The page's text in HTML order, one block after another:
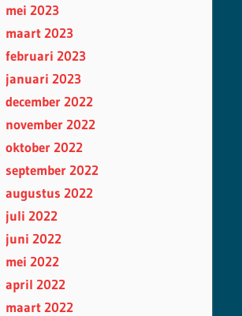
mei 2023
maart 2023
februari 2023
januari 2023
december 2022
november 2022
oktober 2022
september 2022
augustus 2022
juli 2022
juni 2022
mei 2022
april 2022
maart 2022